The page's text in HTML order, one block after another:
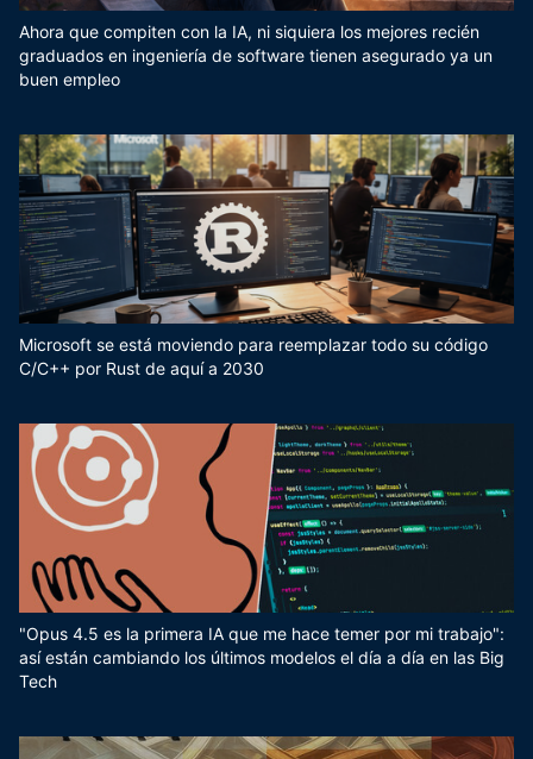
Ahora que compiten con la IA, ni siquiera los mejores recién
graduados en ingeniería de software tienen asegurado ya un
buen empleo
Microsoft se está moviendo para reemplazar todo su código
C/C++ por Rust de aquí a 2030
"Opus 4.5 es la primera IA que me hace temer por mi trabajo":
así están cambiando los últimos modelos el día a día en las Big
Tech